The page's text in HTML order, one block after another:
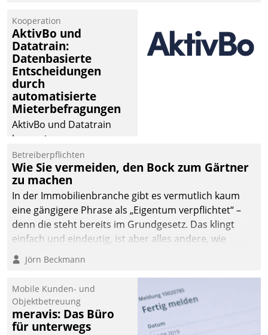
Kooperation
AktivBo und
Datatrain:
Datenbasierte
Entscheidungen
durch
automatisierte
Mieterbefragungen
AktivBo und Datatrain
kooperieren –
Immobilienunternehmen
profitieren: Die nahtlose
Integration der Lösungen
von AktivBo und
Datatrain ermöglicht
automatisiert ausgelöste,
zielgerichtete
Mieterbefragungen – eine
starke Grundlage für
intelligente,
datengestützte
Entscheidungen.
Betreiberpflichten
Wie Sie vermeiden, den Bock zum Gärtner
zu machen
In der Immobilienbranche gibt es vermutlich kaum
eine gängigere Phrase als „Eigentum verpflichtet“ –
denn die steht bereits im Grundgesetz. Das klingt
einfach und eindeutig, ist aber alles andere, wie
Branchenbeschäftigte wissen. Denn mit der
Verantwortung folgen Verpflichtungen.
Jörn Beckmann
Mobile Kunden- und
Objektbetreuung
meravis: Das Büro
für unterwegs